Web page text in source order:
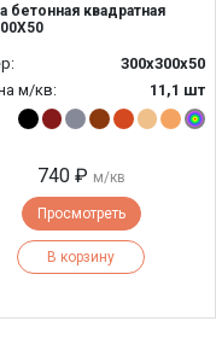
бетонная квадратная
300х300х50
м/кв:
11,1 шт
740 ₽ м/кв
Просмотреть
В корзину